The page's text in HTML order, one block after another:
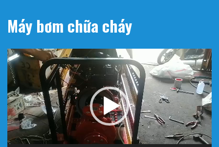
Máy bơm chữa cháy
Trình
chơi
Video